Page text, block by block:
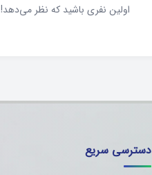
اولین نفری باشید که نظر می‌دهد!
دسترسی سریع